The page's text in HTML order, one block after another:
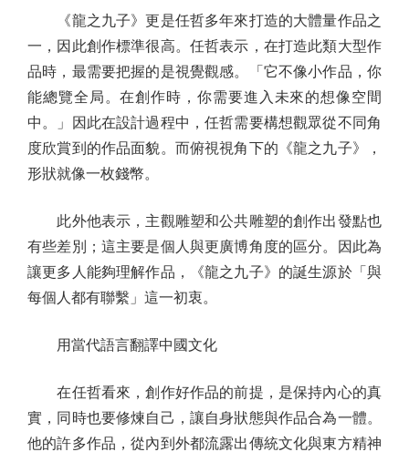
《龍之九子》更是任哲多年來打造的大體量作品之
一，因此創作標準很高。任哲表示，在打造此類大型作
品時，最需要把握的是視覺觀感。「它不像小作品，你
能總覽全局。在創作時，你需要進入未來的想像空間
中。」因此在設計過程中，任哲需要構想觀眾從不同角
度欣賞到的作品面貌。而俯視視角下的《龍之九子》，
形狀就像一枚錢幣。
此外他表示，主觀雕塑和公共雕塑的創作出發點也
有些差別；這主要是個人與更廣博角度的區分。因此為
讓更多人能夠理解作品，《龍之九子》的誕生源於「與
每個人都有聯繫」這一初衷。
用當代語言翻譯中國文化
在任哲看來，創作好作品的前提，是保持內心的真
實，同時也要修煉自己，讓自身狀態與作品合為一體。
他的許多作品，從內到外都流露出傳統文化與東方精神